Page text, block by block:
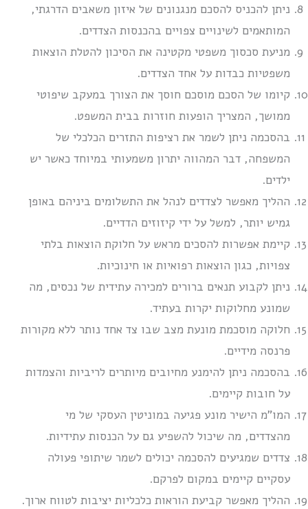
ניתן להכניס להסכם מנגנונים של איזון משאבים הדרגתי,
המותאמים לשינויים צפויים בהכנסות הצדדים.
מניעת סכסוך משפטי מקטינה את הסיכון להטלת הוצאות
משפטיות כבדות על אחד הצדדים.
קיומו של הסכם מוסכם חוסך את הצורך במעקב שיפוטי
ממושך, המצריך הופעות חוזרות בבית המשפט.
בהסכמה ניתן לשמר את רציפות התזרים הכלכלי של
המשפחה, דבר המהווה יתרון משמעותי במיוחד כאשר יש
ילדים.
ההליך מאפשר לצדדים לנהל את התשלומים ביניהם באופן
גמיש יותר, למשל על ידי קיזוזים הדדיים.
קיימת אפשרות להסכים מראש על חלוקת הוצאות בלתי
צפויות, כגון הוצאות רפואיות או חינוכיות.
ניתן לקבוע תנאים ברורים למכירה עתידית של נכסים, מה
שמונע מחלוקות יקרות בעתיד.
חלוקה מוסכמת מונעת מצב שבו צד אחד נותר ללא מקורות
פרנסה מידיים.
בהסכמה ניתן להימנע מחיובים מיותרים לריביות והצמדות
על חובות קיימים.
המו”מ הישיר מונע פגיעה במוניטין העסקי של מי
מהצדדים, מה שיכול להשפיע גם על הכנסות עתידיות.
צדדים שמגיעים להסכמה יכולים לשמר שיתופי פעולה
עסקיים קיימים במקום לפרקם.
ההליך מאפשר קביעת הוראות כלכליות יציבות לטווח ארוך.